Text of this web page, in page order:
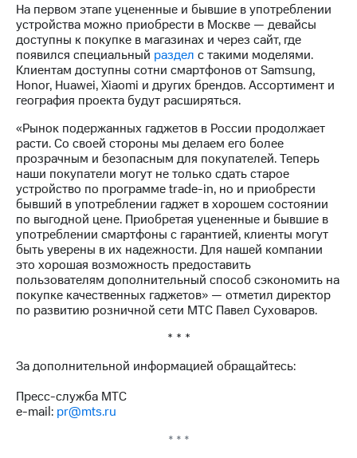
Документы
ПАО
"МТС"
Собрания
акционеров
Личный
кабинет
Акционерный
капитал
Контроль
и
аудит
Рынок
акций
Описание
Программа
приобретения
Порядок
выкупа
Рынок
Описание
Еврооблигации-2023
На первом этапе уцененные и бывшие в употреблении
устройства можно приобрести в Москве — девайсы
доступны к покупке в магазинах и через сайт, где
появился специальный раздел с такими моделями.
Клиентам доступны сотни смартфонов от Samsung,
Honor, Huawei, Xiaomi и других брендов. Ассортимент и
география проекта будут расширяться.
«Рынок подержанных гаджетов в России продолжает
расти. Со своей стороны мы делаем его более
прозрачным и безопасным для покупателей. Теперь
наши покупатели могут не только сдать старое
устройство по программе trade-in, но и приобрести
бывший в употреблении гаджет в хорошем состоянии
по выгодной цене. Приобретая уцененные и бывшие в
употреблении смартфоны с гарантией, клиенты могут
быть уверены в их надежности. Для нашей компании
это хорошая возможность предоставить
пользователям дополнительный способ сэкономить на
покупке качественных гаджетов» — отметил директор
по развитию розничной сети МТС Павел Суховаров.
* * *
За дополнительной информацией обращайтесь:
Пресс-служба МТС
e-mail: pr@mts.ru
* * *